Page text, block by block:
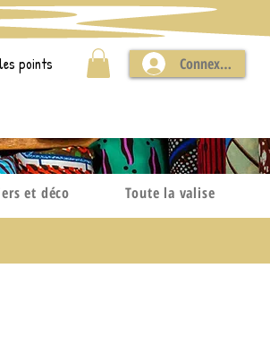
points Connexion
et déco Toute la valise